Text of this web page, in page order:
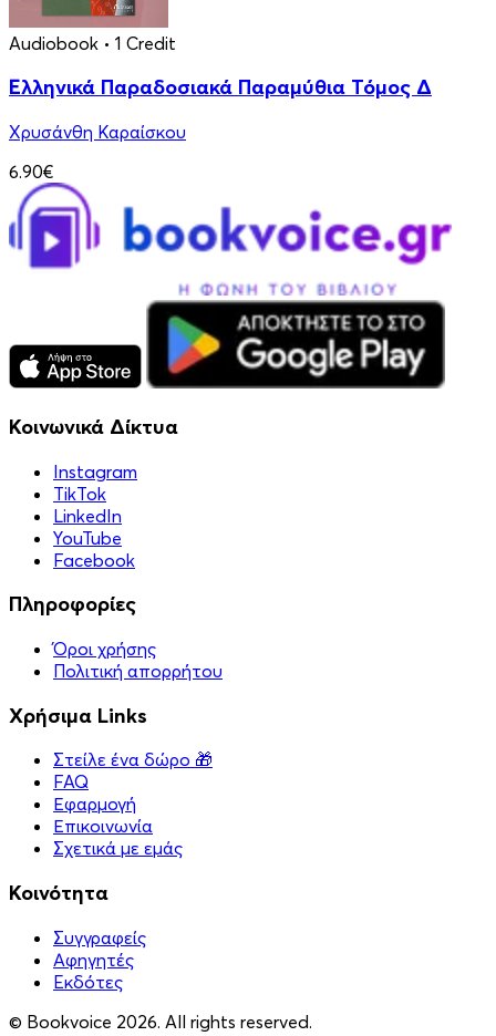
Audiobook • 1 Credit
Ελληνικά Παραδοσιακά Παραμύθια Τόμος Δ
Χρυσάνθη Καραίσκου
6.90€
Κοινωνικά Δίκτυα
Instagram
TikTok
LinkedIn
YouTube
Facebook
Πληροφορίες
Όροι χρήσης
Πολιτική απορρήτου
Χρήσιμα Links
Στείλε ένα δώρο 🎁
FAQ
Εφαρμογή
Επικοινωνία
Σχετικά με εμάς
Κοινότητα
Συγγραφείς
Αφηγητές
Eκδότες
© Bookvoice 2026. All rights reserved.